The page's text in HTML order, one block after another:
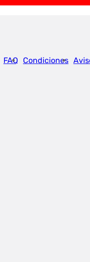
FAQ Condiciones